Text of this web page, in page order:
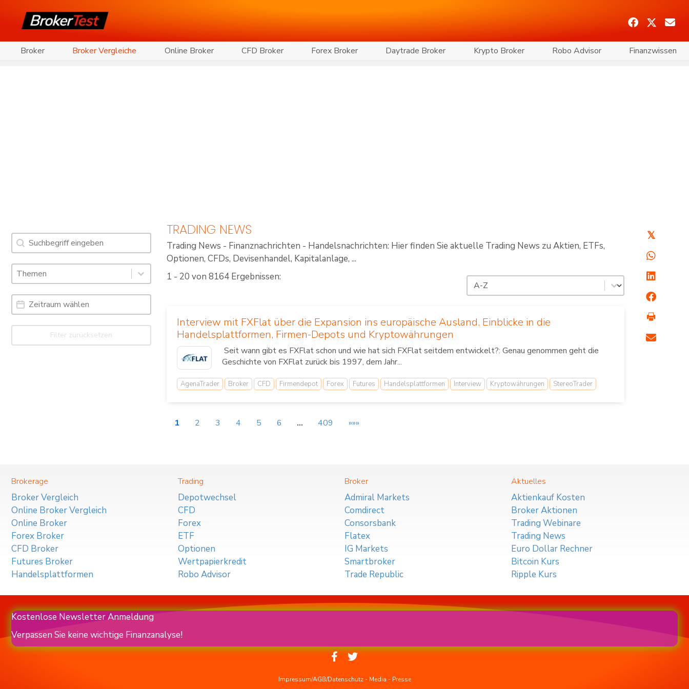
Broker Broker Vergleiche Online Broker CFD Broker Forex Broker Daytrade Broker Krypto Broker Robo Advisor Finanzwissen
Suche
Search content
Schlagworte: Trading News & Webinare
Select content
Select content
Date Range
Date
Filter zurücksetzen
TRADING NEWS
Trading News - Finanznachrichten - Handelsnachrichten: Hier finden Sie aktuelle Trading News zu Aktien, ETFs,
Optionen, CFDs, Devisenhandel, Kapitalanlage, ...
1 - 20 von 8164 Ergebnissen:
Sortierung
Sort content
Interview mit FXFlat über die Expansion ins europäische Ausland, Einblicke in die
Handelsplattformen, Firmen-Depots und Kryptowährungen
Seit wann gibt es FXFlat schon und wie hat sich FXFlat seitdem entwickelt?: Genau genommen geht die
Geschichte von FXFlat zurück bis 1997, dem Jahr...
AgenaTrader Broker CFD Firmendepot Forex Futures Handelsplattformen Interview Kryptowährungen StereoTrader
1 2 3 4 5 6 … 409 »»»
𝕏
Brokerage
Broker Vergleich
Online Broker Vergleich
Online Broker
Forex Broker
CFD Broker
Futures Broker
Handelsplattformen
Trading
Depotwechsel
CFD
Forex
ETF
Optionen
Wertpapierkredit
Robo Advisor
Broker
Admiral Markets
Comdirect
Consorsbank
Flatex
IG Markets
Smartbroker
Trade Republic
Aktuelles
Aktienkauf Kosten
Broker Aktionen
Trading Webinare
Trading News
Euro Dollar Rechner
Bitcoin Kurs
Ripple Kurs
Kostenlose Newsletter Anmeldung
Verpassen Sie keine wichtige Finanzanalyse!
Impressum/AGB/Datenschutz- Media - Presse